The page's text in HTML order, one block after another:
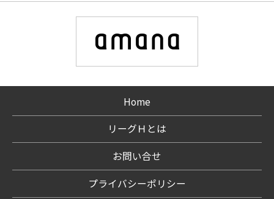
Home
リーグＨとは
お問い合せ
プライバシーポリシー